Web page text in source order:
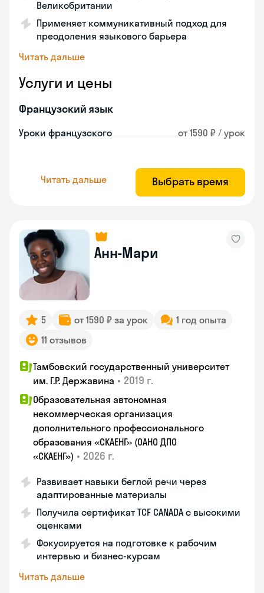
Великобритании
Применяет коммуникативный подход для
преодоления языкового барьера
Читать дальше
Услуги и цены
Французский язык
Уроки французского от 1590 ₽ / урок
Читать дальше Выбрать время
Анн-Мари
5 от 1590 ₽ за урок
1 год опыта
11 отзывов
Тамбовский государственный университет
им. Г.Р. Державина • 2019 г.
Образовательная автономная
некоммерческая организация
дополнительного профессионального
образования «СКАЕНГ» (ОАНО ДПО
«СКАЕНГ») • 2026 г.
Развивает навыки беглой речи через
адаптированные материалы
Получила сертификат TCF CANADA с высокими
оценками
Фокусируется на подготовке к рабочим
интервью и бизнес-курсам
Читать дальше